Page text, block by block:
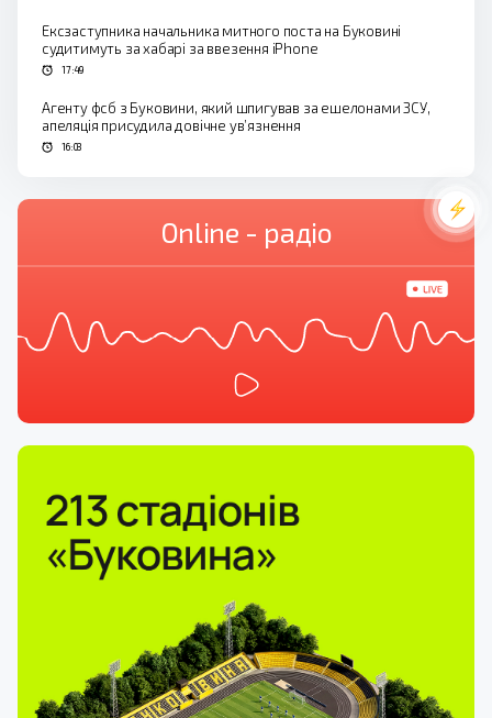
Ексзаступника начальника митного поста на Буковині
судитимуть за хабарі за ввезення iPhone
17:49
Агенту фсб з Буковини, який шпигував за ешелонами ЗСУ,
апеляція присудила довічне ув’язнення
16:03
Online - радіо